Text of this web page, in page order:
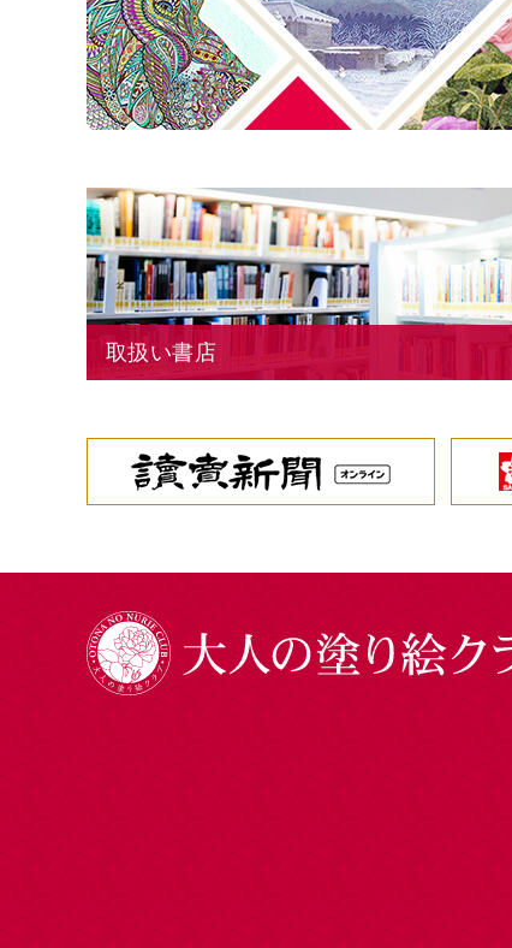
取扱い書店